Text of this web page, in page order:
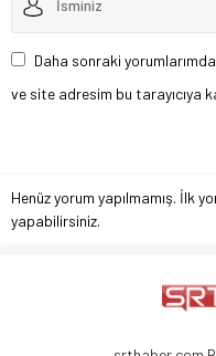
Daha sonraki
ve site adresim bu tarayıcıya
Henüz yorum yapılmamış. İlk
yapabilirsiniz.